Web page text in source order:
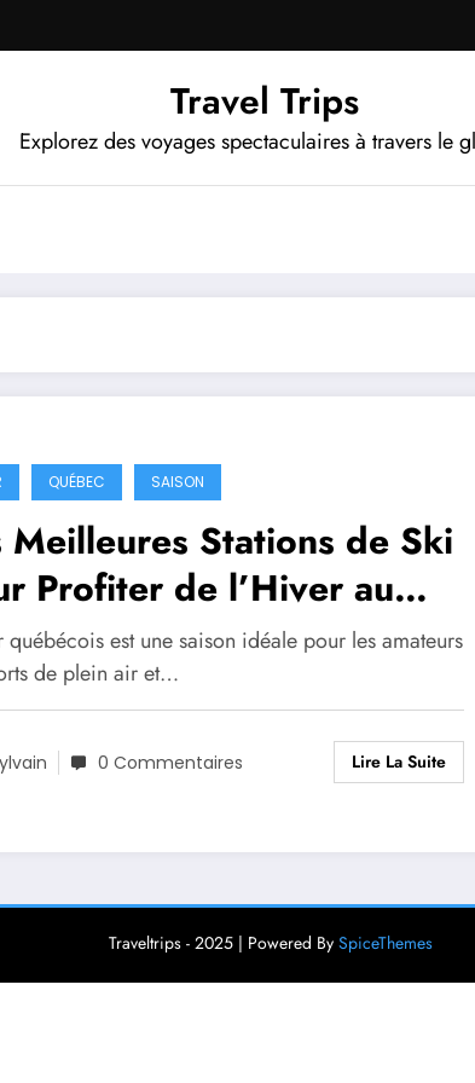
Travel Trips
Explorez des voyages spectaculaires à travers le
QUÉBEC SAISON
Meilleures Stations de Ski
Profiter de l’Hiver au
québécois est une saison idéale pour les amateurs
de plein air et…
0 Commentaires Lire La Suite
Traveltrips - 2025 | Powered By SpiceThemes